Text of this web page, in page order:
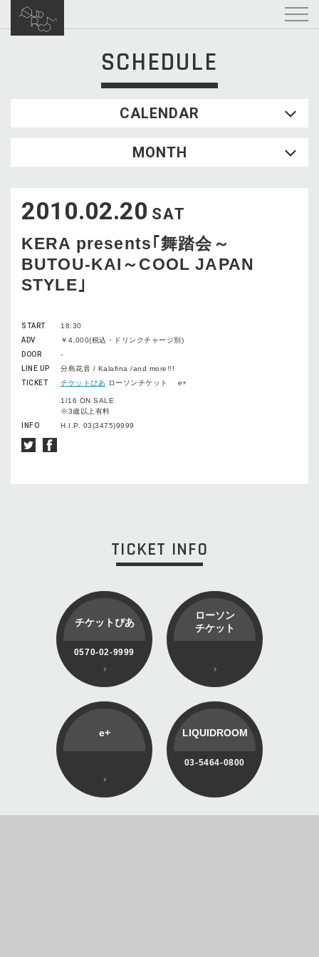
SCHEDULE
CALENDAR
WED
2
3 4 5
16
17 18 19 20
23
24 25 26 27 28
30
31
MONTH
2010.02.20 SAT
KERA presents｢舞踏会～
BUTOU-KAI～COOL JAPAN
STYLE｣
START
18:30
ADV
￥4,000(税込・ドリンクチャージ別)
DOOR
-
LINE UP
分島花音 / Kalafina /and more!!!
TICKET
チケットぴあ ローソンチケット e+
1/16 ON SALE
※3歳以上有料
INFO
H.I.P. 03(3475)9999
TICKET INFO
チケットぴあ
0570-02-9999
ローソン
チケット
e+ LIQUIDROOM
03-5464-0800